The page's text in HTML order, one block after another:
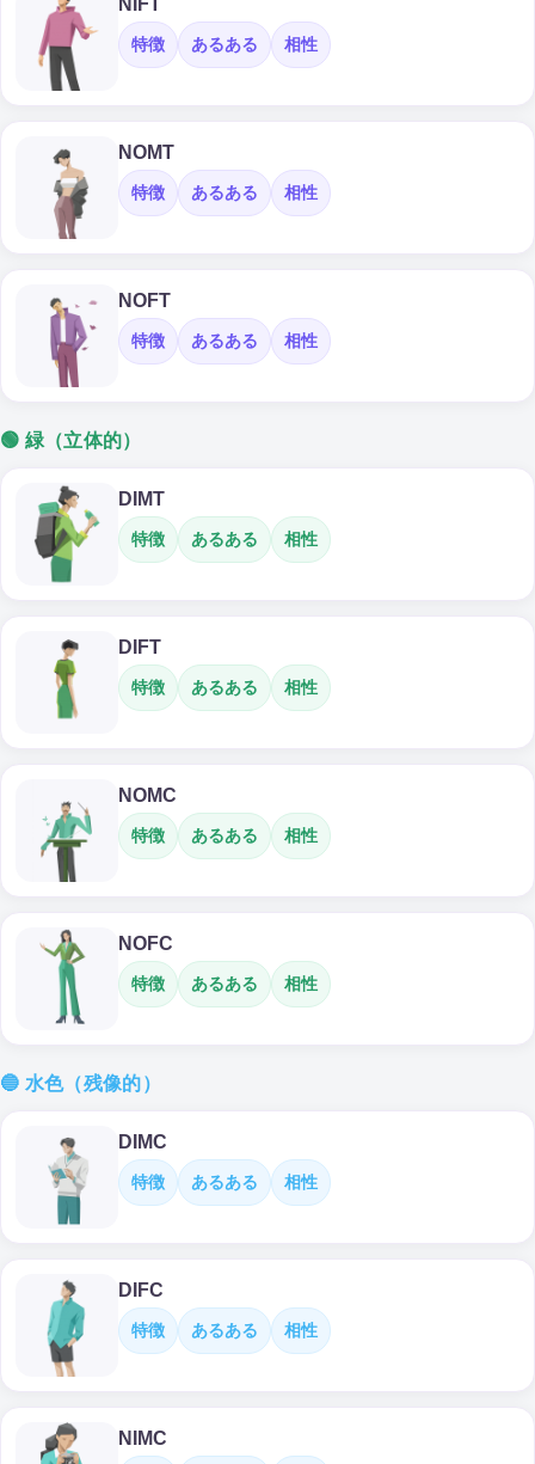
特徴 あるある 相性
NOMT
特徴 あるある 相性
NOFT
特徴 あるある 相性
🟢 緑（立体的）
DIMT
特徴 あるある 相性
DIFT
特徴 あるある 相性
NOMC
特徴 あるある 相性
NOFC
特徴 あるある 相性
🔵 水色（残像的）
DIMC
特徴 あるある 相性
DIFC
特徴 あるある 相性
NIMC